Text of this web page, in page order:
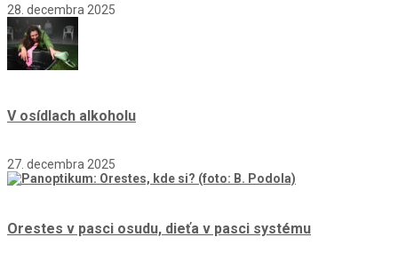
28. decembra 2025
V osídlach alkoholu
27. decembra 2025
Orestes v pasci osudu, dieťa v pasci systému